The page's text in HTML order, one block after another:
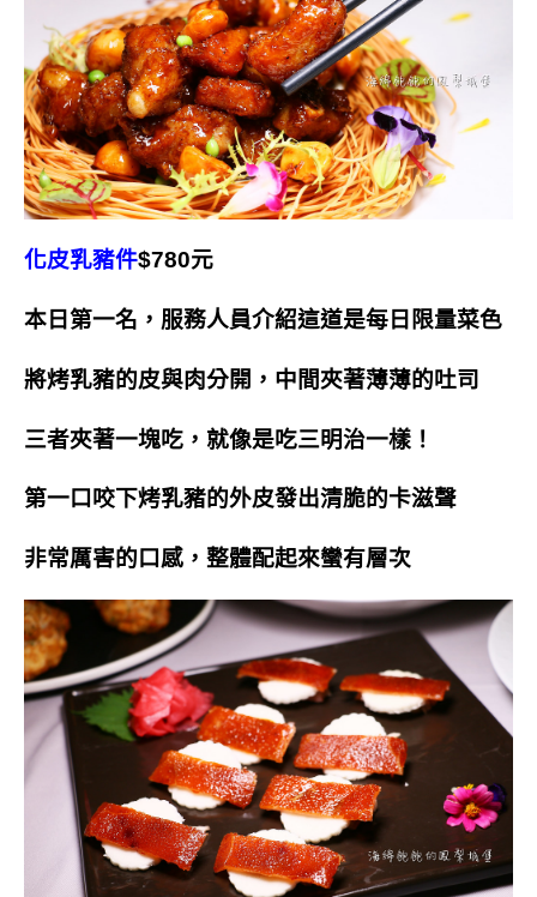
化皮乳豬件$780元
本日第一名，服務人員介紹這道是每日限量菜色
將烤乳豬的皮與肉分開，中間夾著薄薄的吐司
三者夾著一塊吃，就像是吃三明治一樣！
第一口咬下烤乳豬的外皮發出清脆的卡滋聲
非常厲害的口感，整體配起來蠻有層次